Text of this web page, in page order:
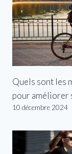
Quels sont les
pour améliorer
10 décembre 2024